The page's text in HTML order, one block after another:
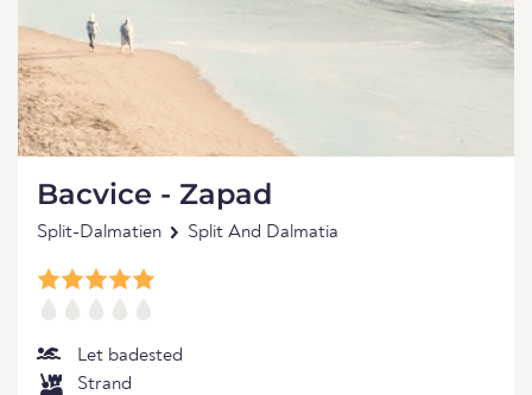
Bacvice - Zapad
Split-Dalmatien Split And Dalmatia
Let badested
Strand